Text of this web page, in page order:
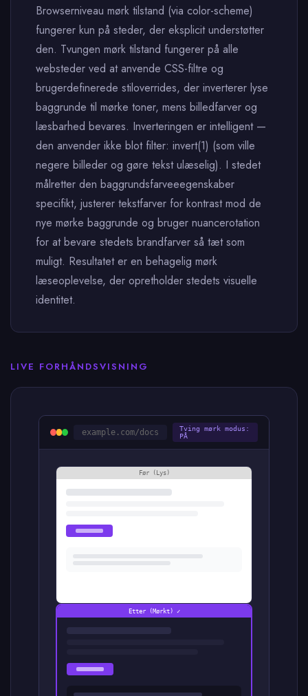
Browserniveau mørk tilstand (via color-scheme)
fungerer kun på steder, der eksplicit understøtter
den. Tvungen mørk tilstand fungerer på alle
websteder ved at anvende CSS-filtre og
brugerdefinerede stiloverrides, der inverterer lyse
baggrunde til mørke toner, mens billedfarver og
læsbarhed bevares. Inverteringen er intelligent —
den anvender ikke blot filter: invert(1) (som ville
negere billeder og gøre tekst ulæselig). I stedet
målretter den baggrundsfarveeegenskaber
specifikt, justerer tekstfarver for kontrast mod de
nye mørke baggrunde og bruger nuancerotation
for at bevare stedets brandfarver så tæt som
muligt. Resultatet er en behagelig mørk
læseoplevelse, der opretholder stedets visuelle
identitet.
LIVE FORHÅNDSVISNING
example.com/docs
Tving mørk modus:
PÅ
Før (Lys)
Etter (Mørkt) ✓